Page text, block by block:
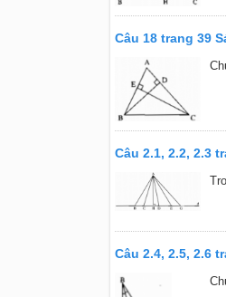
Câu 18 trang 39
Câu 2.1, 2.2, 2.3
Câu 2.4, 2.5, 2.6